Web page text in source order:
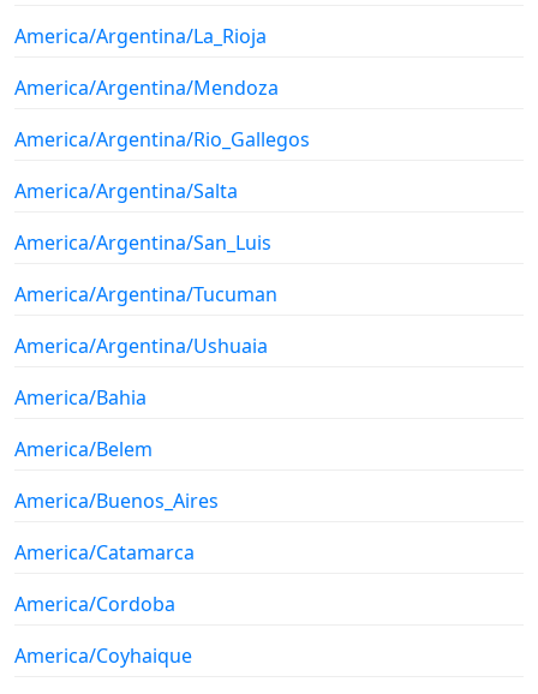
America/Argentina/La_Rioja
America/Argentina/Mendoza
America/Argentina/Rio_Gallegos
America/Argentina/Salta
America/Argentina/San_Luis
America/Argentina/Tucuman
America/Argentina/Ushuaia
America/Bahia
America/Belem
America/Buenos_Aires
America/Catamarca
America/Cordoba
America/Coyhaique